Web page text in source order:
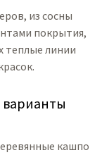
из сосны
покрытия,
теплые линии
варианты
кашпо